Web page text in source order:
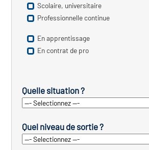
Scolaire, universitaire
Professionnelle continue
En apprentissage
En contrat de pro
Quelle situation ?
Quel niveau de sortie ?